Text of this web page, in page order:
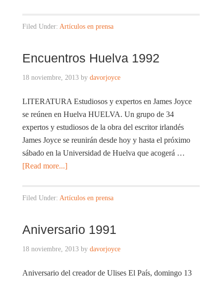
Filed Under: Artículos en prensa
Encuentros Huelva 1992
18 noviembre, 2013by davorjoyce
LITERATURA Estudiosos y expertos en James Joyce
se reúnen en Huelva HUELVA. Un grupo de 34
expertos y estudiosos de la obra del escritor irlandés
James Joyce se reunirán desde hoy y hasta el próximo
sábado en la Universidad de Huelva que acogerá …
[Read more...]
Filed Under: Artículos en prensa
Aniversario 1991
18 noviembre, 2013by davorjoyce
Aniversario del creador de Ulises El País, domingo 13